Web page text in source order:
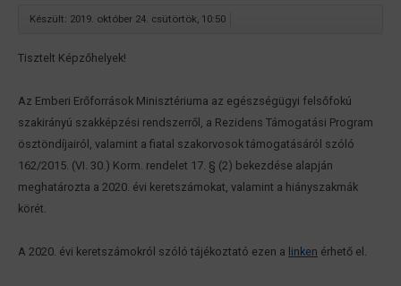
Készült: 2019. október 24. csütörtök, 10:50
Tisztelt Képzőhelyek!
Az Emberi Erőforrások Minisztériuma az egészségügyi felsőfokú
szakirányú szakképzési rendszerről, a Rezidens Támogatási Program
ösztöndíjairól, valamint a fiatal szakorvosok támogatásáról szóló
162/2015. (VI. 30.) Korm. rendelet 17. § (2) bekezdése alapján
meghatározta a 2020. évi keretszámokat, valamint a hiányszakmák
körét.
A 2020. évi keretszámokról szóló tájékoztató ezen a linken érhető el.